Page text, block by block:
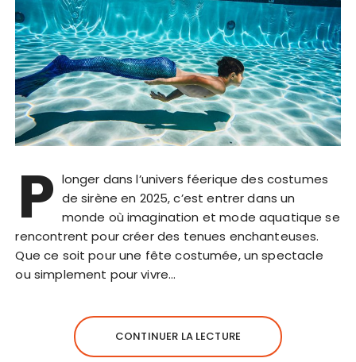
P longer dans l’univers féerique des costumes
de sirène en 2025, c’est entrer dans un
monde où imagination et mode aquatique se
rencontrent pour créer des tenues enchanteuses.
Que ce soit pour une fête costumée, un spectacle
ou simplement pour vivre…
CONTINUER LA LECTURE